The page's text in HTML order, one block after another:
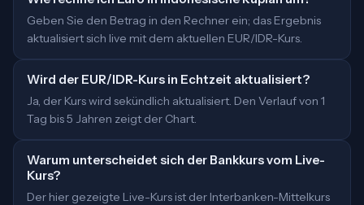
Geben Sie den Betrag in den Rechner ein; das Ergebnis
aktualisiert sich live mit dem aktuellen EUR/IDR-Kurs.
Wird der EUR/IDR-Kurs in Echtzeit aktualisiert?
Ja, der Kurs wird sekündlich aktualisiert. Den Verlauf von 1
Tag bis 5 Jahren zeigt der Chart.
Warum unterscheidet sich der Bankkurs vom Live-
Kurs?
Der hier gezeigte Live-Kurs ist der Interbanken-Mittelkurs